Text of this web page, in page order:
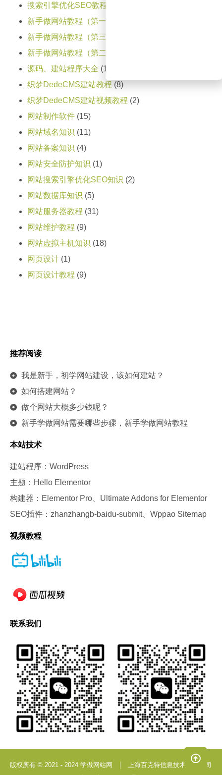
搜索引擎优化SEO教程
新手做网站教程（第一天）
新手做网站教程（第三天）
新手做网站教程（第二天）
源码、建站程序大全 (1)
织梦DedeCMS建站教程 (8)
织梦DedeCMS建站视频教程 (2)
网站制作软件 (15)
网站域名知识 (11)
网站备案知识 (4)
网站安全防护知识 (1)
网站搜索引擎优化SEO知识 (2)
网站数据库知识 (5)
网站服务器教程 (31)
网站维护教程 (9)
网站虚拟主机知识 (18)
网页设计 (1)
网页设计教程 (9)
推荐阅读
我是新手，初学网站建设，该如何建站？
如何搭建网站？
做个网站大概多少钱呢？
新手学做网站需要哪些步骤，新手学做网站教程
本站技术
建站程序：WordPress
主题：Hello Elementor
构建器：Elementor Pro、Ultimate Addons for Elementor
SEO插件：zhanzhangb-baidu-submit、Wppao Sitemap
视频教程
联系我们
版权所有 © 2021 - 2024 学做网站网
上海百克特信息技术有限公司